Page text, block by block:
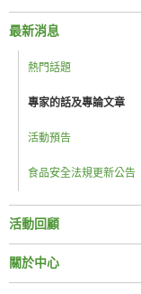
最新消息
熱門話題
專家的話及專論文章
活動預告
食品安全法規更新公告
活動回顧
關於中心